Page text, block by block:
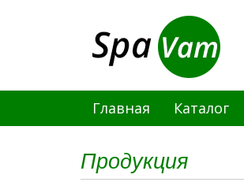
Главная Каталог
Продукция